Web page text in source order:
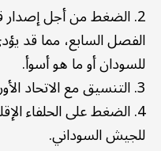
2. الضغط من أجل
الفصل السابع، مما قد
للسودان أو ما هو أسوأ.
3. التنسيق مع الاتحاد الأوروبي لفرض عقوبات موازية.
4. الضغط على الحلفاء
للجيش السوداني.